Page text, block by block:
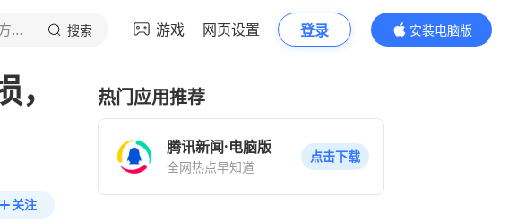
南方都市报 搜索 游戏 网页设置 登录
安装电脑版
内容更精彩
关注
热门应用推荐
腾讯新闻·电脑版
全网热点早知道
点击下载